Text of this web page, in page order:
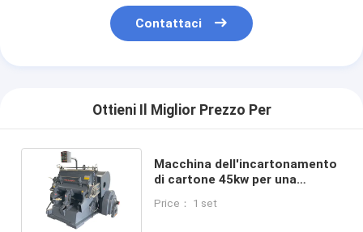
Contattaci
Ottieni Il Miglior Prezzo Per
Macchina dell'incartonamento
di cartone 45kw per una
Price： 1 set